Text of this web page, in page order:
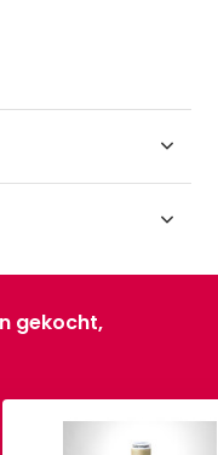
gekocht,